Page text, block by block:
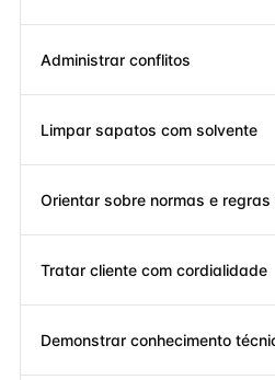
Administrar conflitos
Limpar sapatos com solvente
Orientar sobre normas e
Tratar cliente com cordialidade
Demonstrar conhecimento